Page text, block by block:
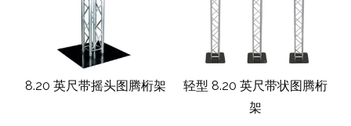
8.20 英尺带摇头图腾桁架
轻型 8.20 英尺带状图腾桁
架